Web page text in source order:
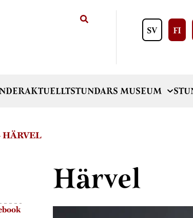
SV FI
AKTUELLTSTUNDARS MUSEUM
HÄRVEL
Härvel